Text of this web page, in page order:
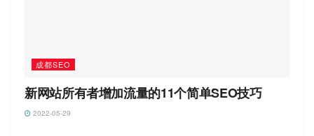
成都SEO
新网站所有者增加流量的11个简单SEO技巧
2022-05-29